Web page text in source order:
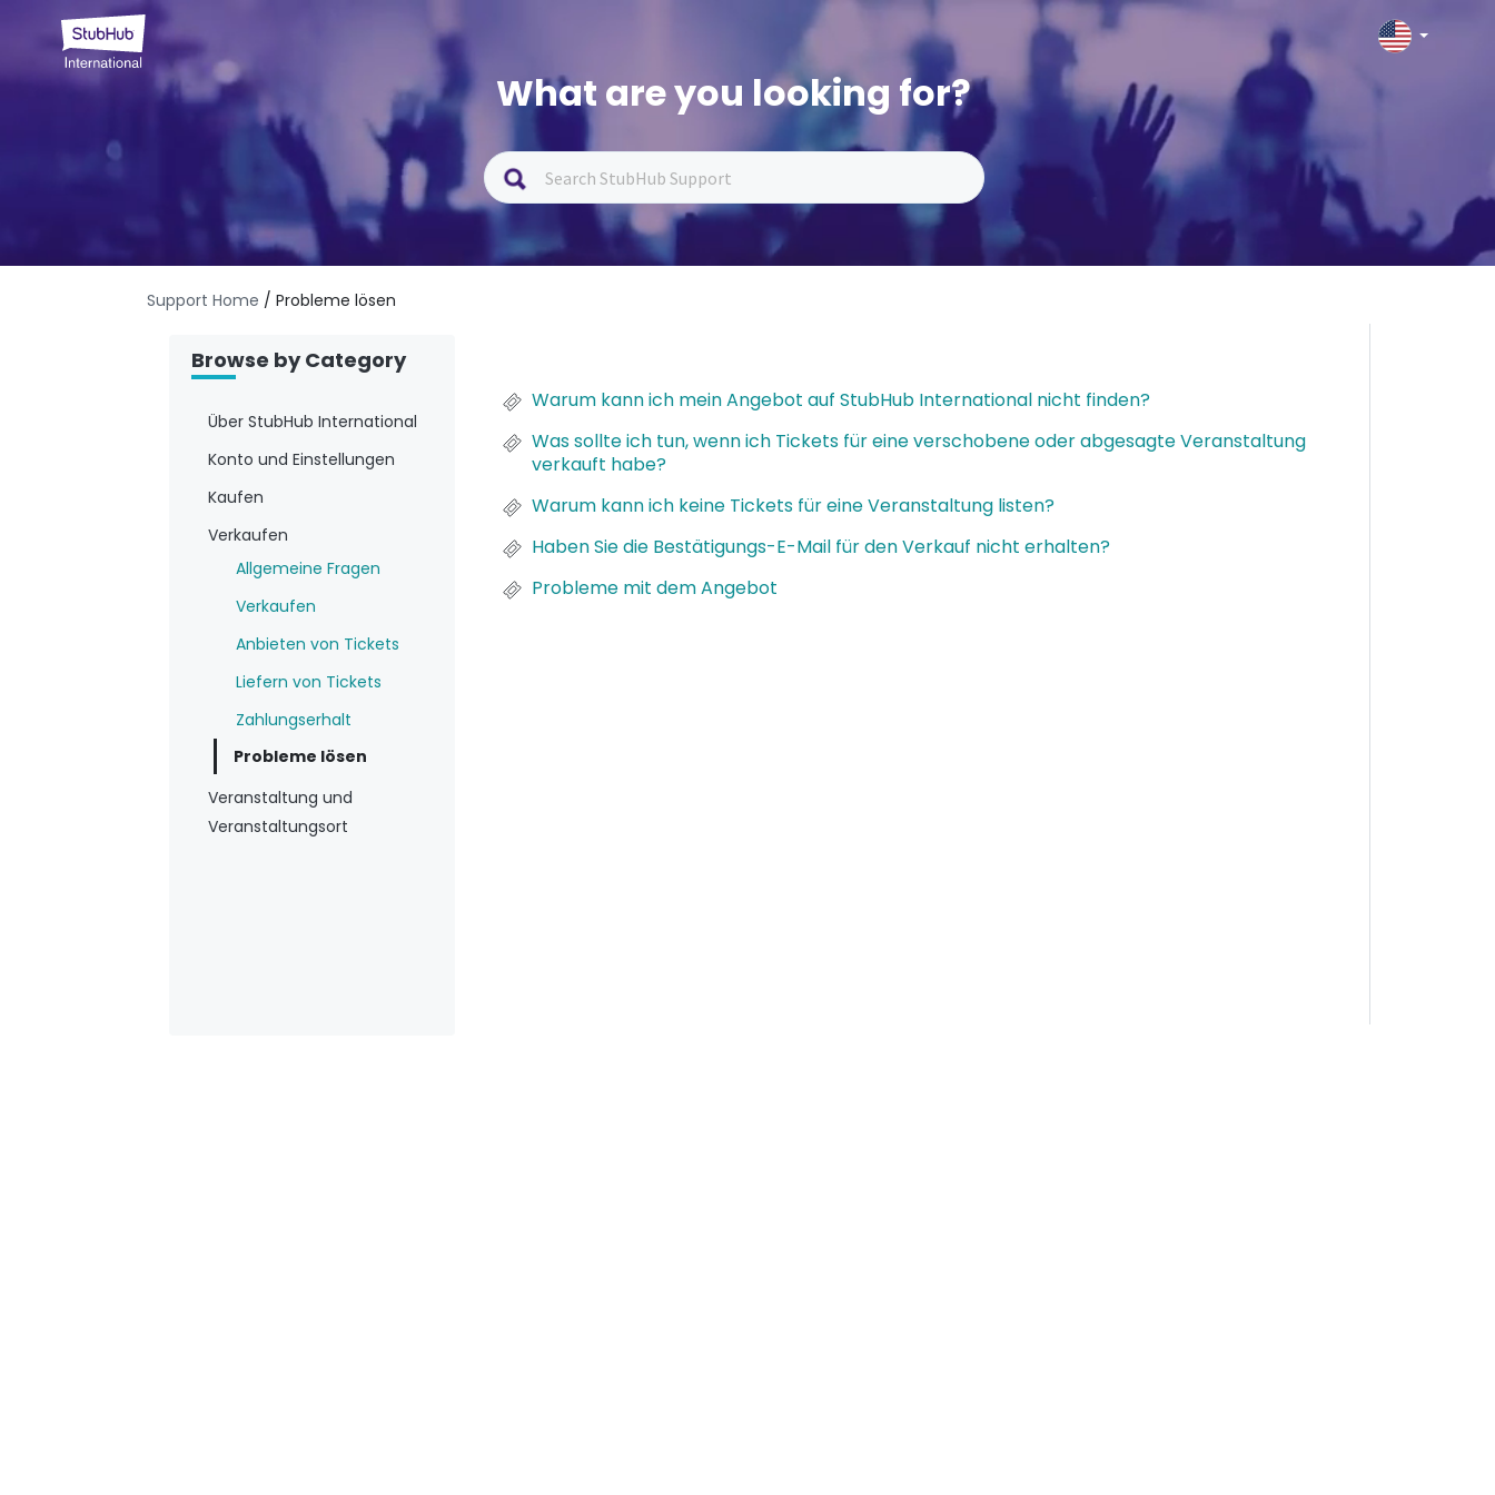
What are you looking for?
Support Home / Probleme lösen
Browse by Category
Über StubHub International
Konto und Einstellungen
Kaufen
Verkaufen
Allgemeine Fragen
Verkaufen
Anbieten von Tickets
Liefern von Tickets
Zahlungserhalt
Probleme lösen
Veranstaltung und
Veranstaltungsort
Warum kann ich mein Angebot auf StubHub International nicht finden?
Was sollte ich tun, wenn ich Tickets für eine verschobene oder abgesagte Veranstaltung
verkauft habe?
Warum kann ich keine Tickets für eine Veranstaltung listen?
Haben Sie die Bestätigungs-E-Mail für den Verkauf nicht erhalten?
Probleme mit dem Angebot